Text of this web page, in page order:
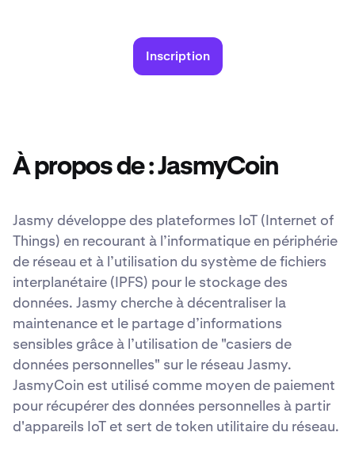
Inscription
À propos de : JasmyCoin
Jasmy développe des plateformes IoT (Internet of
Things) en recourant à l’informatique en périphérie
de réseau et à l’utilisation du système de fichiers
interplanétaire (IPFS) pour le stockage des
données. Jasmy cherche à décentraliser la
maintenance et le partage d’informations
sensibles grâce à l’utilisation de "casiers de
données personnelles" sur le réseau Jasmy.
JasmyCoin est utilisé comme moyen de paiement
pour récupérer des données personnelles à partir
d'appareils IoT et sert de token utilitaire du réseau.